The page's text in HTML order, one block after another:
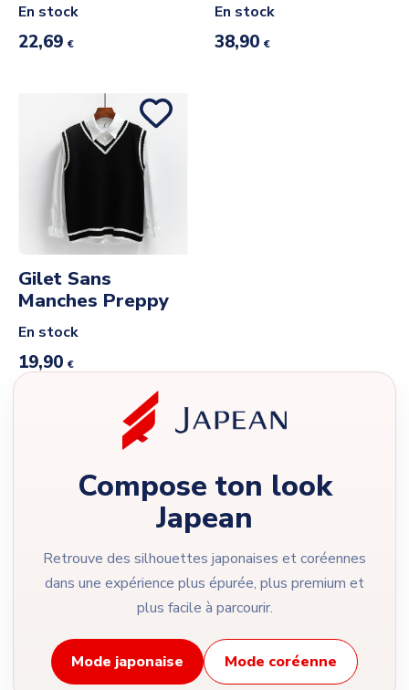
En stock
22,69 €
En stock
38,90 €
Gilet Sans
Manches Preppy
En stock
19,90 €
Compose ton look
Japean
Retrouve des silhouettes japonaises et coréennes
dans une expérience plus épurée, plus premium et
plus facile à parcourir.
Mode japonaise Mode coréenne